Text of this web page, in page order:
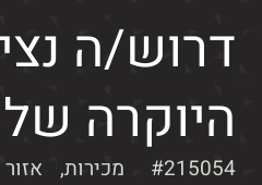
"נָגִישׁ
הַמְּסַיַּעַת
לִנְגִישׁוּת
דרוש/ה
היוקרה של Buy & Drive
#215054 מכירות,